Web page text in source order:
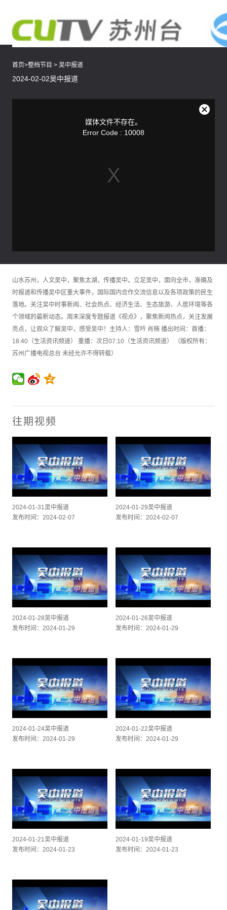
首页>整档节目 > 吴中报道
2024-02-02吴中报道
媒体文件不存在。
Error Code : 10008
关
山水苏州，人文吴中，聚焦太湖，传播吴中。立足吴中，面向全市，准确及
时报道和传播吴中区重大事件，国际国内合作交流信息以及各项政策的民生
落地。关注吴中时事新闻、社会热点、经济生活、生态旅游、人居环境等各
个领域的最新动态。周末深度专题报道《视点》，聚焦新闻热点，关注发展
亮点，让观众了解吴中，感受吴中！主持人：雪吟 肖楠 播出时间：首播：
18:40（生活资讯频道） 重播：次日07:10（生活资讯频道） （版权所有：
苏州广播电视总台 未经允许不得转载）
往期视频
2024-01-31吴中报道
发布时间：2024-02-07
2024-01-29吴中报道
发布时间：2024-02-07
2024-01-28吴中报道
发布时间：2024-01-29
2024-01-26吴中报道
发布时间：2024-01-29
2024-01-24吴中报道
发布时间：2024-01-29
2024-01-22吴中报道
发布时间：2024-01-29
2024-01-21吴中报道
发布时间：2024-01-23
2024-01-19吴中报道
发布时间：2024-01-23